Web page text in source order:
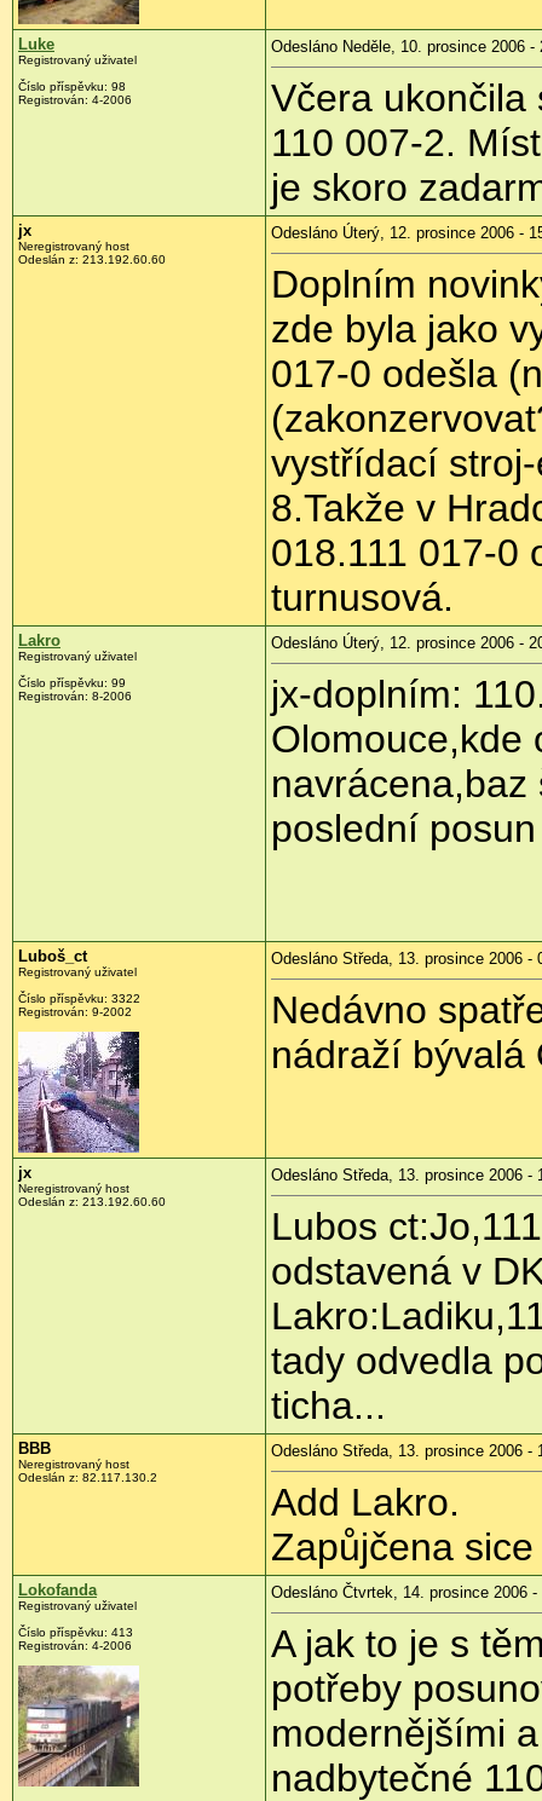
Luke
Registrovaný uživatel
Číslo příspěvku: 98
Registrován: 4-2006
Odesláno Neděle, 10. prosince 2006 -
Včera ukončila
110 007-2.
je skoro
jx
Neregistrovaný host
Odeslán z: 213.192.60.60
Odesláno Úterý, 12. prosince 2006 -
Doplním
zde byla jako
017-0 odešla
vystřídací
8.Takže v
018.111 017-0
turnusová.
Lakro
Registrovaný uživatel
Číslo příspěvku: 99
Registrován: 8-2006
Odesláno Úterý, 12. prosince 2006 -
jx-doplním:
Olomouce,kde
poslední
Luboš_ct
Registrovaný uživatel
Číslo příspěvku: 3322
Registrován: 9-2002
Odesláno Středa, 13. prosince 2006 -
Nedávno
nádraží bývalá
jx
Neregistrovaný host
Odeslán z: 213.192.60.60
Odesláno Středa, 13. prosince 2006 -
Lubos
odstavená v
tady odvedla
ticha...
BBB
Neregistrovaný host
Odeslán z: 82.117.130.2
Odesláno Středa, 13. prosince 2006 -
Add Lakro.
Zapůjčena
Lokofanda
Registrovaný uživatel
Číslo příspěvku: 413
Registrován: 4-2006
Odesláno Čtvrtek, 14. prosince 2006 -
A jak to je s
potřeby
modernějšími
nadbytečné